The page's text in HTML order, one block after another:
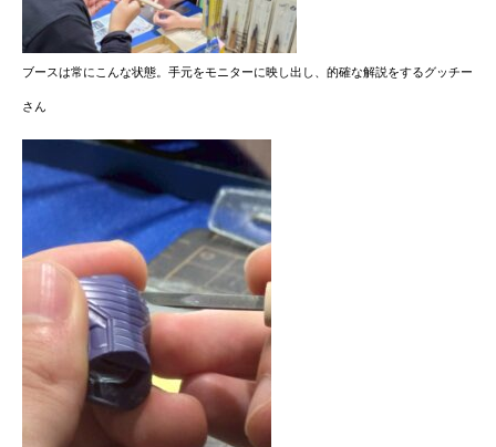
ブースは常にこんな状態。手元をモニターに映し出し、的確な解説をするグッチー
さん